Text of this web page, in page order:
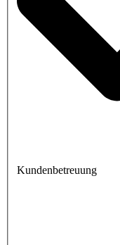
Kundenbetreuung